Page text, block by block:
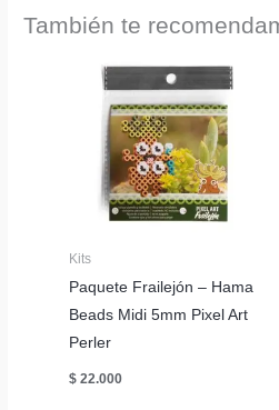
También te
Kits
Paquete Frailejón – Hama
Beads Midi 5mm Pixel Art
Perler
$ 22.000